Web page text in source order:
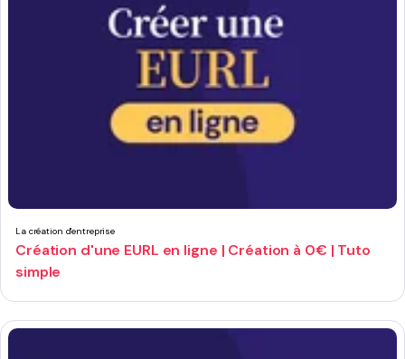
La création d'entreprise
Création d'une EURL en ligne | Création à 0€ | Tuto
simple